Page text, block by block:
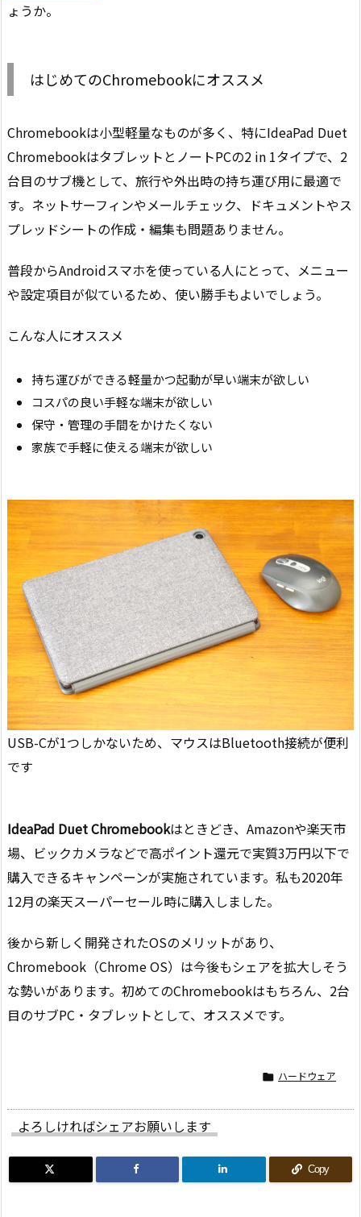
ょうか。
はじめてのChromebookにオススメ
Chromebookは小型軽量なものが多く、特にIdeaPad Duet
ChromebookはタブレットとノートPCの2 in 1タイプで、2
台目のサブ機として、旅行や外出時の持ち運び用に最適で
す。ネットサーフィンやメールチェック、ドキュメントやス
プレッドシートの作成・編集も問題ありません。
普段からAndroidスマホを使っている人にとって、メニュー
や設定項目が似ているため、使い勝手もよいでしょう。
こんな人にオススメ
持ち運びができる軽量かつ起動が早い端末が欲しい
コスパの良い手軽な端末が欲しい
保守・管理の手間をかけたくない
家族で手軽に使える端末が欲しい
USB-Cが1つしかないため、マウスはBluetooth接続が便利
です
IdeaPad Duet Chromebookはときどき、Amazonや楽天市
場、ビックカメラなどで高ポイント還元で実質3万円以下で
購入できるキャンペーンが実施されています。私も2020年
12月の楽天スーパーセール時に購入しました。
後から新しく開発されたOSのメリットがあり、
Chromebook（Chrome OS）は今後もシェアを拡大しそう
な勢いがあります。初めてのChromebookはもちろん、2台
目のサブPC・タブレットとして、オススメです。
 ハードウェア
よろしければシェアお願いします
Copy